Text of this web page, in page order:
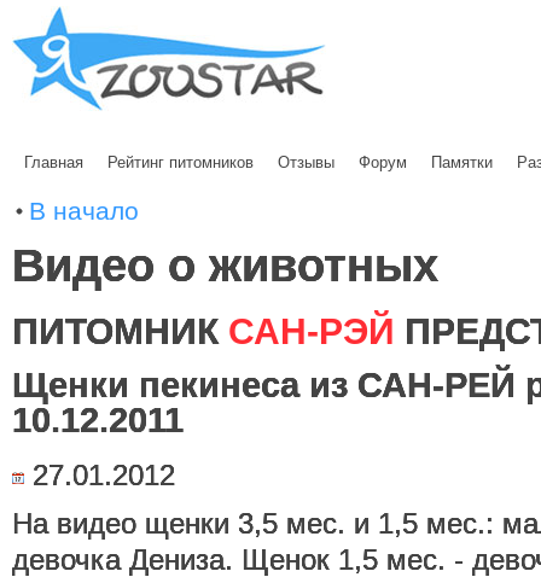
Главная Рейтинг питомников Отзывы Форум Памятки
В начало
Видео о животных
ПИТОМНИК САН-РЭЙ
Щенки пекинеса из САН-РЕЙ
10.12.2011
27.01.2012
На видео щенки 3,5 мес. и 1,5 мес.:
девочка Дениза. Щенок 1,5 мес. -